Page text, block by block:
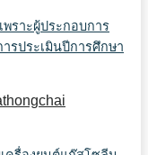
พราะผู้ประกอบการ
รประเมินปีการศึกษา